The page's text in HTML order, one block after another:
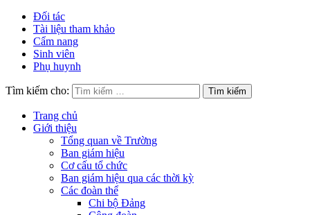
Đối tác
Tài liệu tham khảo
Cẩm nang
Sinh viên
Phụ huynh
Tìm kiếm cho:
Trang chủ
Giới thiệu
Tổng quan về Trường
Ban giám hiệu
Cơ cấu tổ chức
Ban giám hiệu qua các thời kỳ
Các đoàn thể
Chi bộ Đảng